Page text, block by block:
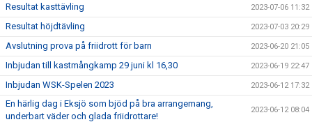
Resultat kasttävling 2023-07-06 11:32
Resultat höjdtävling 2023-07-03 20:29
Avslutning prova på friidrott för barn 2023-06-20 21:05
Inbjudan till kastmångkamp 29 juni kl 16,30 2023-06-19 22:47
Inbjudan WSK-Spelen 2023 2023-06-12 17:32
En härlig dag i Eksjö som bjöd på bra arrangemang,
underbart väder och glada friidrottare!
2023-06-12 08:04